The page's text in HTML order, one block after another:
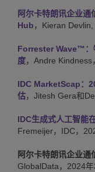
阿尔卡特朗讯企业
Hub，Kieran
Forrester Wave™：
度，Andre
IDC MarketScap：
估，Jitesh Gera和
IDC生成式人工智能
Fremeijer，IDC，
阿尔卡特朗讯企业通
GlobalData，2024